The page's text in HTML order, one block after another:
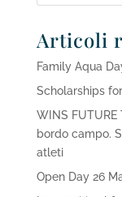
Articoli
Family Aqua
Scholarships
WINS FUTURE
bordo campo.
atleti
Open Day 26